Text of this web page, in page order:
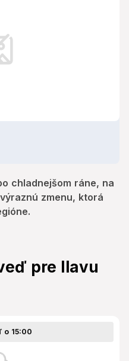
chladnejšom ráne, na
zmenu, ktorá
pre Ilavu
o 15:00